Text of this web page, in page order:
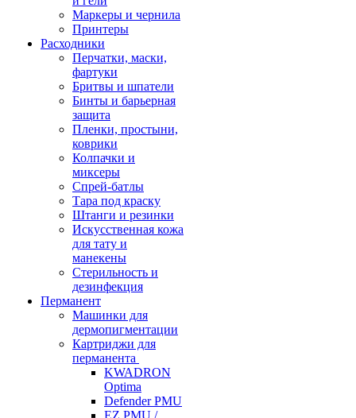
Маркеры и чернила
Принтеры
Расходники
Перчатки, маски,
фартуки
Бритвы и шпатели
Бинты и барьерная
защита
Пленки, простыни,
коврики
Колпачки и
миксеры
Спрей-батлы
Тара под краску
Штанги и резинки
Искусственная кожа
для тату и
манекены
Стерильность и
дезинфекция
Перманент
Машинки для
дермопигментации
Картриджи для
перманента
KWADRON
Optima
Defender PMU
EZ PMU /